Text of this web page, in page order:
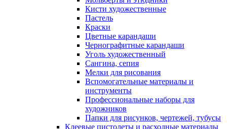
Кисти художественные
Пастель
Краски
Цветные карандаши
Чернографитные карандаши
Уголь художественный
Сангина, сепия
Мелки для рисования
Вспомогательные материалы и
инструменты
Профессиональные наборы для
художников
Папки для рисунков, чертежей, тубусы
Клеевые пистолеты и расходные материалы